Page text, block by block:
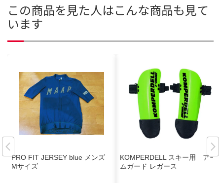
この商品を見た人はこんな商品も見て
います
PRO FIT JERSEY blue メンズ
Mサイズ
KOMPERDELL スキー用 アー
ムガード レガース